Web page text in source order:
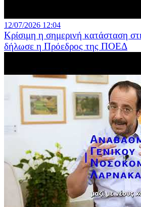
12/07/2026 12:04
Κρίσιμη η σημερινή κατάσταση
δήλωσε η Πρόεδρος της ΠΟΕΔ